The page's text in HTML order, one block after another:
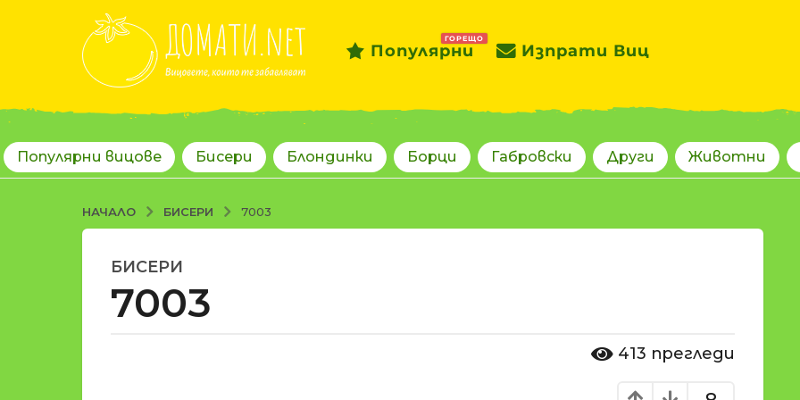
Популярни
ГОРЕЩО
Изпрати Виц
Популярни вицове Бисери Блондинки Борци Габровски Други Животни
НАЧАЛО БИСЕРИ 7003
1
8
г
БИСЕРИ
7003
413 прегледи